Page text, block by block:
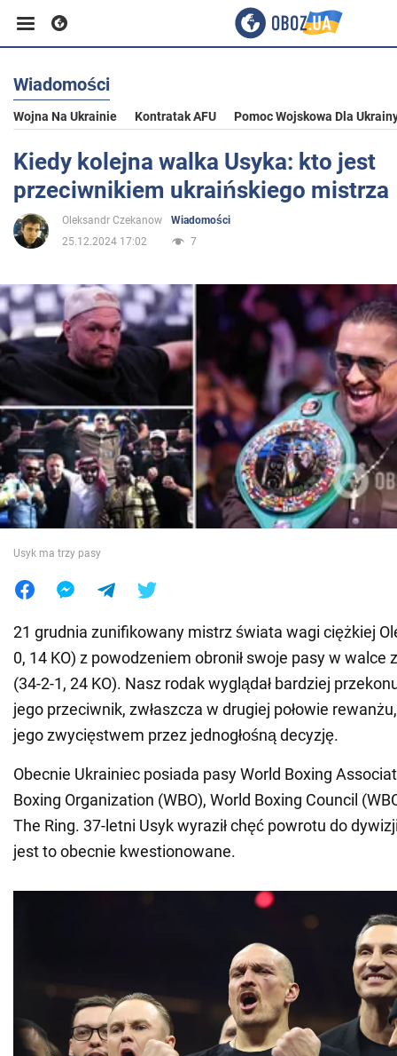
Biznes
Sport
Rozrywka
Polityka
Wojna na Ukrainie
Świat
Jedzenie
Wiadomości
Wojna Na Ukrainie Kontratak AFU Pomoc Wojskowa Dla
Kiedy kolejna walka Usyka: kto jest
przeciwnikiem ukraińskiego mistrza
Oleksandr Czekanow
Wiadomości
25.12.2024 17:02
7
Usyk ma trzy pasy
21 grudnia zunifikowany mistrz świata wagi ciężkiej
0, 14 KO) z powodzeniem obronił swoje pasy w walce
(34-2-1, 24 KO). Nasz rodak wyglądał bardziej
jego przeciwnik, zwłaszcza w drugiej połowie
jego zwycięstwem przez jednogłośną decyzję.
Obecnie Ukrainiec posiada pasy World Boxing
Boxing Organization (WBO), World Boxing Council
The Ring. 37-letni Usyk wyraził chęć powrotu do
jest to obecnie kwestionowane.